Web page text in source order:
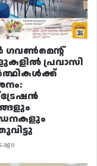
ഗവൺമെന്റ്
പ്രവാസി
ago